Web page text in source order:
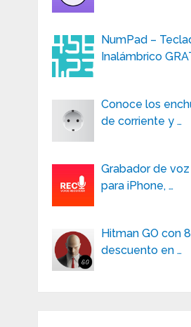
NumPad –
Inalámbrico
Conoce los
de corriente y …
Grabador de
para iPhone, …
Hitman GO con
descuento en …